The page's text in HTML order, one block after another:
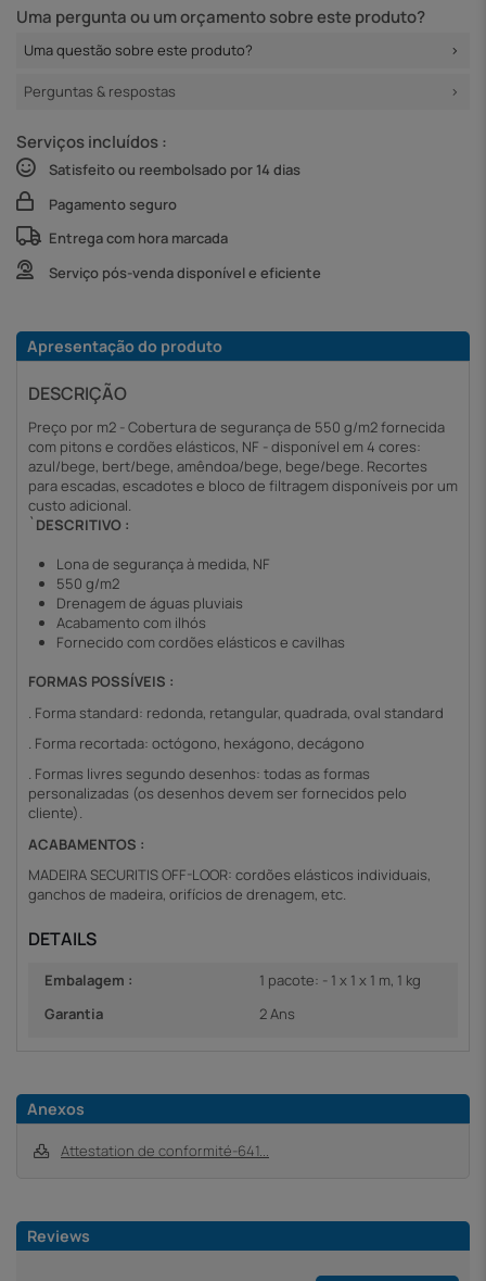
Uma pergunta ou um orçamento sobre este produto?
Uma questão sobre este produto?
Perguntas & respostas
Serviços incluídos :
Satisfeito ou reembolsado por 14 dias
Pagamento seguro
Entrega com hora marcada
Serviço pós-venda disponível e eficiente
Apresentação do produto
DESCRIÇÃO
Preço por m2 - Cobertura de segurança de 550 g/m2 fornecida
com pitons e cordões elásticos, NF - disponível em 4 cores:
azul/bege, bert/bege, amêndoa/bege, bege/bege. Recortes
para escadas, escadotes e bloco de filtragem disponíveis por um
custo adicional.
`DESCRITIVO :
Lona de segurança à medida, NF
550 g/m2
Drenagem de águas pluviais
Acabamento com ilhós
Fornecido com cordões elásticos e cavilhas
FORMAS POSSÍVEIS :
. Forma standard: redonda, retangular, quadrada, oval standard
. Forma recortada: octógono, hexágono, decágono
. Formas livres segundo desenhos: todas as formas
personalizadas (os desenhos devem ser fornecidos pelo
cliente).
ACABAMENTOS :
MADEIRA SECURITIS OFF-LOOR: cordões elásticos individuais,
ganchos de madeira, orifícios de drenagem, etc.
DETAILS
Embalagem :
1 pacote: - 1 x 1 x 1 m, 1 kg
Garantia
2 Ans
Anexos
Attestation de conformité-641...
Reviews